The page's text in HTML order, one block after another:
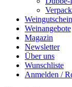
Weinangebote
Magazin
Newsletter
Über uns
Wunschliste
Anmelden /